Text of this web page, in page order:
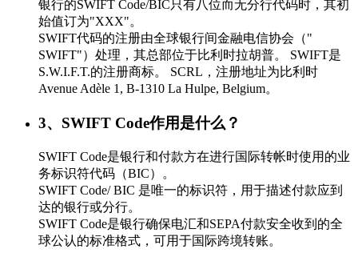
银行的SWIFT Code/BIC只有八位而无分行代码时，其初
始值订为"XXX"。
SWIFT代码的注册由全球银行间金融电信协会（"
SWIFT"）处理，其总部位于比利时拉胡普。 SWIFT是
S.W.I.F.T.的注册商标。 SCRL，注册地址为比利时
Avenue Adèle 1, B-1310 La Hulpe, Belgium。
3、SWIFT Code作用是什么？
SWIFT Code是银行和付款方在进行国际转帐时使用的业
务标识符代码（BIC）。
SWIFT Code/ BIC 是唯一的标识符，用于描述付款应到
达的银行或分行。
SWIFT Code是银行确保电汇和SEPA付款安全收到的全
球公认的标准格式，可用于国际跨境转账。